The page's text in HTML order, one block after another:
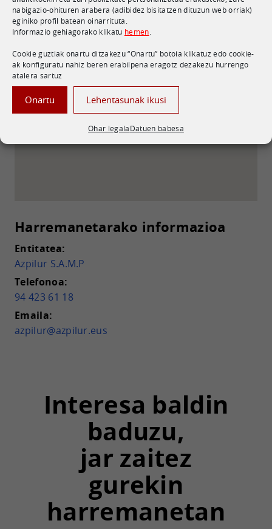
nabigazio-ohituren arabera (adibidez bisitatzen dituzun web orriak)
eginiko profil batean oinarrituta.
Informazio gehiagorako klikatu hemen
Cookie guztiak onartu ditzakezu “Onartu” botoia klikatuz edo cookie-
ak konfiguratu nahiz beren erabilpena eragotz dezakezu hurrengo
atalera sartuz
Onartu Lehentasunak ikusi
Ohar legalaDatuen babesa
Erandio - Bizkaia
Mapa ikusi Googlen
Harremanetarako informazioa
Entitatea:
Azpilur S.A.M.P
Telefonoa:
94 423 61 18
Emaila:
azpilur@azpilur.eus
Interesa baldin
baduzu,
jar zaitez
gurekin
harremanetan